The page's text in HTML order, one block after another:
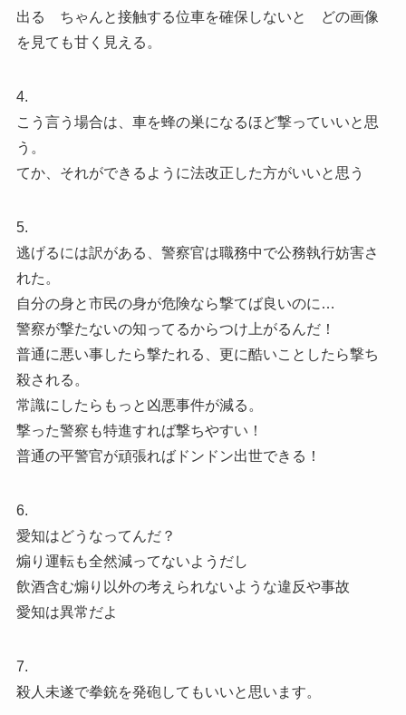
出る ちゃんと接触する位車を確保しないと どの画像
を見ても甘く見える。
4.
こう言う場合は、車を蜂の巣になるほど撃っていいと思
う。
てか、それができるように法改正した方がいいと思う
5.
逃げるには訳がある、警察官は職務中で公務執行妨害さ
れた。
自分の身と市民の身が危険なら撃てば良いのに…
警察が撃たないの知ってるからつけ上がるんだ！
普通に悪い事したら撃たれる、更に酷いことしたら撃ち
殺される。
常識にしたらもっと凶悪事件が減る。
撃った警察も特進すれば撃ちやすい！
普通の平警官が頑張ればドンドン出世できる！
6.
愛知はどうなってんだ？
煽り運転も全然減ってないようだし
飲酒含む煽り以外の考えられないような違反や事故
愛知は異常だよ
7.
殺人未遂で拳銃を発砲してもいいと思います。